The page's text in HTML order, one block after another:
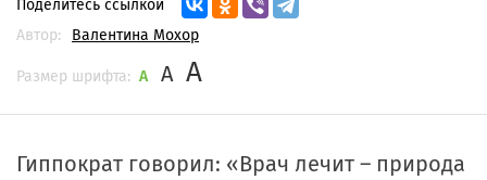
Поделитесь ссылкой
Автор:
Валентина Мохор
Размер шрифта: A A A
Гиппократ говорил: «Врач лечит – природа